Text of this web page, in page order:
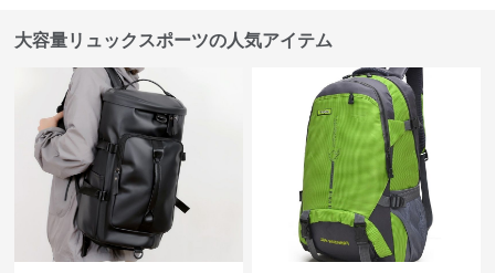
大容量リュックスポーツの人気アイテム